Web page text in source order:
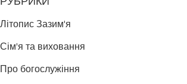
Літопис Зазим'я
Сім'я та виховання
Про богослужіння